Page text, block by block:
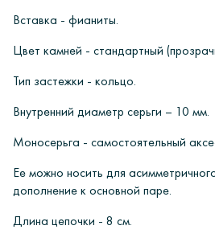
Вставка - фианиты.
Цвет камней - стандартный
Тип застежки - кольцо.
Внутренний диаметр серьги – 10 мм.
Моносерьга - самостоятельный
Ее можно носить для
дополнение к основной паре.
Длина цепочки - 8 см.